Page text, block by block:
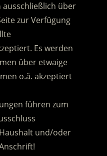
ausschließlich über
zur Verfügung
Es werden
über etwaige
o.ä. akzeptiert
führen zum
und/oder